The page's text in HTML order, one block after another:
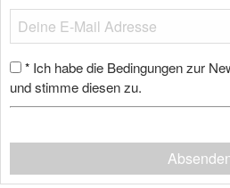
* Ich habe die Bedingungen zur
und stimme diesen zu.